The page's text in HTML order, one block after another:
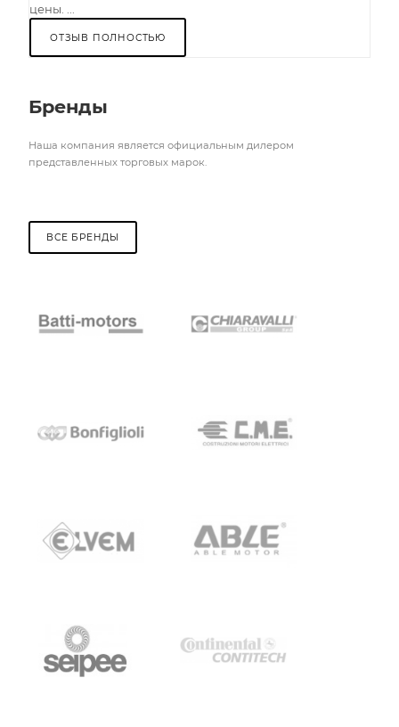
цены. ...
ОТЗЫВ ПОЛНОСТЬЮ
Бренды
Наша компания является официальным дилером
представленных торговых марок.
ВСЕ БРЕНДЫ